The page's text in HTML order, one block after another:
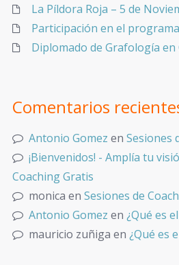
La Píldora Roja – 5 de
Participación en el
Diplomado de Grafología en
Comentarios
Antonio Gomez en Sesiones
¡Bienvenidos! - Amplía tu
Coaching Gratis
monica en Sesiones de
Antonio Gomez en ¿Qué es
mauricio zuñiga en ¿Qué es